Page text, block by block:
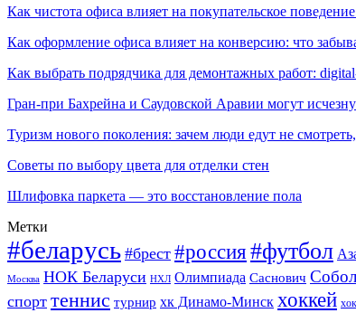
Как чистота офиса влияет на покупательское
Как оформление офиса влияет на конверсию: что
Как выбрать подрядчика для демонтажных работ:
Гран-при Бахрейна и Саудовской Аравии могут
Туризм нового поколения: зачем люди едут не
Советы по выбору цвета для отделки стен
Шлифовка паркета — это восстановление пола
Метки
#беларусь #брест #россия#футбол
Москва НОК Беларуси НХЛ Олимпиада Саснович
спорт теннис турнир хк Динамо-Минск хоккей